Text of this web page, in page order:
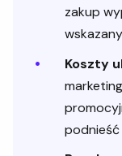
zakup
Koszty
podnieść